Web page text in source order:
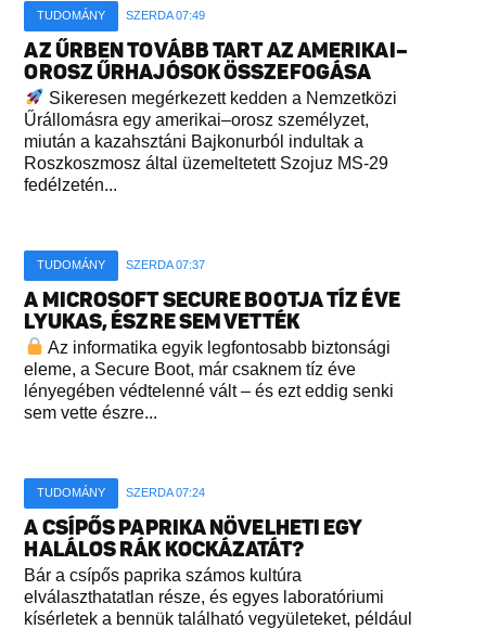
TUDOMÁNY SZERDA 07:49
AZ ŰRBEN TOVÁBB TART AZ AMERIKAI–
OROSZ ŰRHAJÓSOK ÖSSZEFOGÁSA
Sikeresen megérkezett kedden a Nemzetközi
Űrállomásra egy amerikai–orosz személyzet,
miután a kazahsztáni Bajkonurból indultak a
Roszkoszmosz által üzemeltetett Szojuz MS-29
fedélzetén...
TUDOMÁNY SZERDA 07:37
A MICROSOFT SECURE BOOTJA TÍZ ÉVE
LYUKAS, ÉSZRE SEM VETTÉK
Az informatika egyik legfontosabb biztonsági
eleme, a Secure Boot, már csaknem tíz éve
lényegében védtelenné vált – és ezt eddig senki
sem vette észre...
TUDOMÁNY SZERDA 07:24
A CSÍPŐS PAPRIKA NÖVELHETI EGY
HALÁLOS RÁK KOCKÁZATÁT?
Bár a csípős paprika számos kultúra
elválaszthatatlan része, és egyes laboratóriumi
kísérletek a bennük található vegyületeket, például